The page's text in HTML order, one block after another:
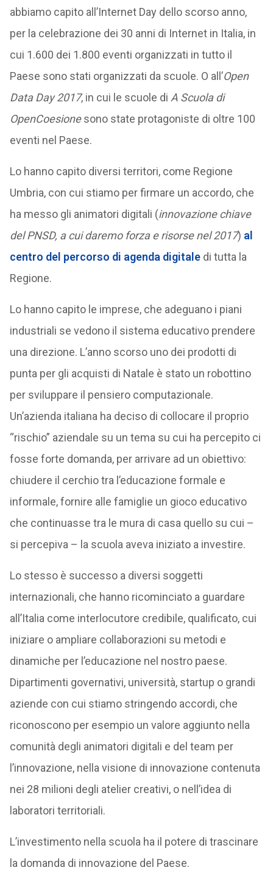
abbiamo capito all’Internet Day dello scorso anno,
per la celebrazione dei 30 anni di Internet in Italia, in
cui 1.600 dei 1.800 eventi organizzati in tutto il
Paese sono stati organizzati da scuole. O all’Open
Data Day 2017, in cui le scuole di A Scuola di
OpenCoesionesono state protagoniste di oltre 100
eventi nel Paese.
Lo hanno capito diversi territori, come Regione
Umbria, con cui stiamo per firmare un accordo, che
ha messo gli animatori digitali (innovazione chiave
del PNSD, a cui daremo forza e risorse nel 2017) al
centro del percorso di agenda digitaledi tutta la
Regione.
Lo hanno capito le imprese, che adeguano i piani
industriali se vedono il sistema educativo prendere
una direzione. L’anno scorso uno dei prodotti di
punta per gli acquisti di Natale è stato un robottino
per sviluppare il pensiero computazionale.
Un’azienda italiana ha deciso di collocare il proprio
“rischio” aziendale su un tema su cui ha percepito ci
fosse forte domanda, per arrivare ad un obiettivo:
chiudere il cerchio tra l’educazione formale e
informale, fornire alle famiglie un gioco educativo
che continuasse tra le mura di casa quello su cui –
si percepiva – la scuola aveva iniziato a investire.
Lo stesso è successo a diversi soggetti
internazionali, che hanno ricominciato a guardare
all’Italia come interlocutore credibile, qualificato, cui
iniziare o ampliare collaborazioni su metodi e
dinamiche per l’educazione nel nostro paese.
Dipartimenti governativi, università, startup o grandi
aziende con cui stiamo stringendo accordi, che
riconoscono per esempio un valore aggiunto nella
comunità degli animatori digitali e del team per
l’innovazione, nella visione di innovazione contenuta
nei 28 milioni degli atelier creativi, o nell’idea di
laboratori territoriali.
L’investimento nella scuola ha il potere di trascinare
la domanda di innovazione del Paese.